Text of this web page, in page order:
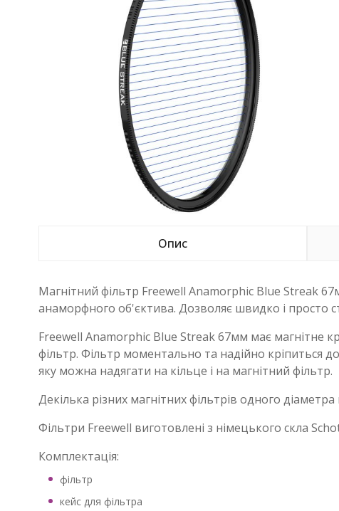
Опис
Магнітний фільтр Freewell Anamorphic Blue Streak
анаморфного об'єктива. Дозволяє швидко і просто
Freewell Anamorphic Blue Streak 67мм має магнітне
фільтр. Фільтр моментально та надійно кріпиться
яку можна надягати на кільце і на магнітний фільтр.
Декілька різних магнітних фільтрів одного
Фільтри Freewell виготовлені з німецького скла
Комплектація:
фільтр
кейс для фільтра